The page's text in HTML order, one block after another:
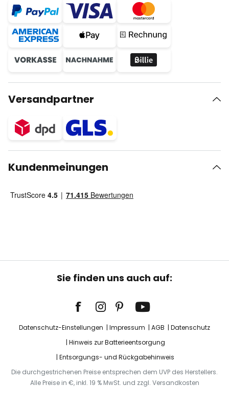
Versandpartner
Kundenmeinungen
Sie finden uns auch auf:
Datenschutz-Einstellungen Impressum AGB
Datenschutz
Hinweis zur Batterieentsorgung
Entsorgungs- und Rückgabehinweis
Die durchgestrichenen Preise entsprechen dem UVP des Herstellers.
Alle Preise in €, inkl. 19 % MwSt. und zzgl. Versandkosten